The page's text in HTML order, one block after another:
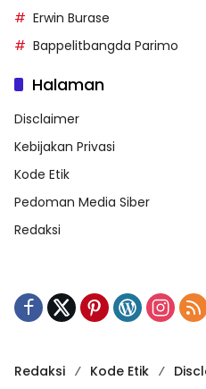
Erwin Burase
Bappelitbangda Parimo
Halaman
Disclaimer
Kebijakan Privasi
Kode Etik
Pedoman Media Siber
Redaksi
Redaksi Kode Etik